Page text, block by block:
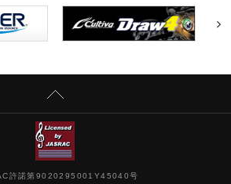
許諾第9020295001Y45040号